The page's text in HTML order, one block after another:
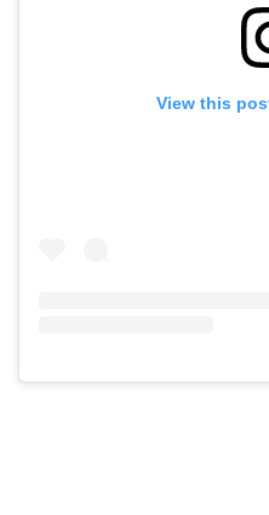
View this